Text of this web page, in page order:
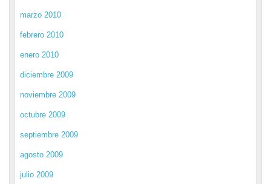
marzo 2010
febrero 2010
enero 2010
diciembre 2009
noviembre 2009
octubre 2009
septiembre 2009
agosto 2009
julio 2009